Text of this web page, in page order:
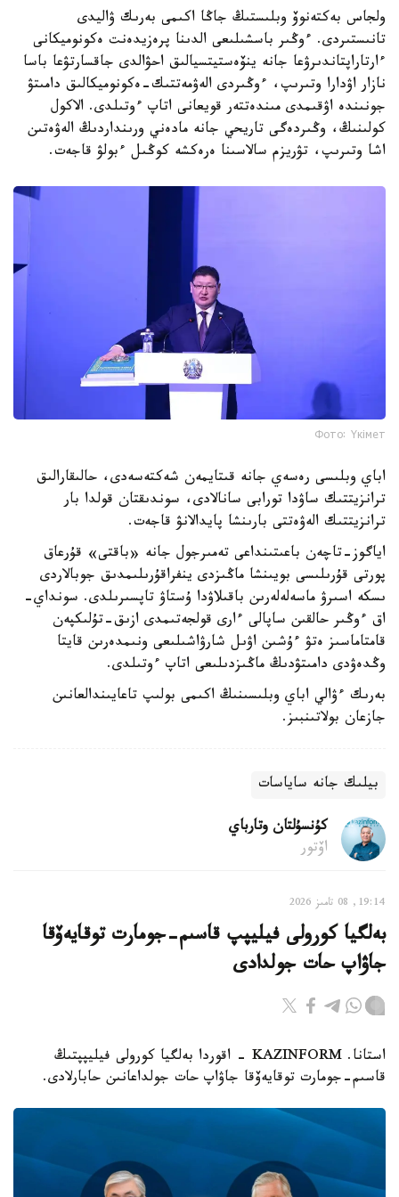
ولجاس بەكتەنوۆ وبلىستىڭ جاڭا اكىمى بەرىك ۋاليدى
تانىستىردى. ءوڭىر باسشىلىعى الدىنا پرەزيدەنت ەكونوميكانى
ءارتاراپتاندىرۋعا جانە ينۆەستيتسيالىق احۋالدى جاقسارتۋعا باسا
نازار اۋدارا وتىرىپ، ءوڭىردى الەۋمەتتىك-ەكونوميكالىق دامىتۋ
جونىندە اۋقىمدى مىندەتتەر قويعانى اتاپ ءوتىلدى. الاكول
كولىنىڭ، وڭىردەگى تاريحي جانە مادەني ورىنداردىڭ الەۋەتىن
اشا وتىرىپ، تۋريزم سالاسىنا ەرەكشە كوڭىل ءبولۋ قاجەت.
Фото: Үкімет
اباي وبلىسى رەسەي جانە قىتايمەن شەكتەسەدى، حالىقارالىق
ترانزيتتىك ساۋدا تورابى سانالادى، سوندىقتان قولدا بار
ترانزيتتىك الەۋەتتى بارىنشا پايدالانۋ قاجەت.
اياگوز-تاچەن باعىتىنداعى تەمىرجول جانە «باقتى» قۇرعاق
پورتى قۇرىلىسى بويىنشا ماڭىزدى ينفراقۇرىلىمدىق جوبالاردى
ىسكە اسىرۋ ماسەلەلەرىن باقىلاۋدا ۇستاۋ تاپسىرىلدى. سونداي-
اق ءوڭىر حالقىن ساپالى ءارى قولجەتىمدى ازىق-تۇلىكپەن
قامتاماسىز ەتۋ ءۇشىن اۋىل شارۋاشىلىعى ونىمدەرىن قايتا
وڭدەۋدى دامىتۋدىڭ ماڭىزدىلىعى اتاپ ءوتىلدى.
بەرىك ءۋالي اباي وبلىسىنىڭ اكىمى بولىپ تاعايىندالعانىن
جازعان بولاتىنبىز.
بيلىك جانە ساياسات
كۇنسۇلتان وتارباي
اۆتور
19:14, 08 تامىز 2026
بەلگيا كورولى فيليپپ قاسىم-جومارت توقايەۆقا
جاۋاپ حات جولدادى
استانا. KAZINFORM - اقوردا بەلگيا كورولى فيليپپتىڭ
قاسىم-جومارت توقايەۆقا جاۋاپ حات جولداعانىن حابارلادى.